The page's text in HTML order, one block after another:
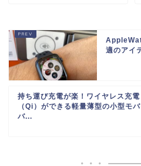
適のアイ
持ち運び充電が楽！ワイヤレス充電
（Qi）ができる軽量薄型の小型モ
バ...